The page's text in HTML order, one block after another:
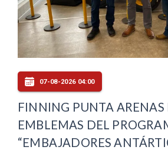
07-08-2026 04:00
FINNING PUNTA ARENAS
EMBLEMAS DEL
“EMBAJADORES